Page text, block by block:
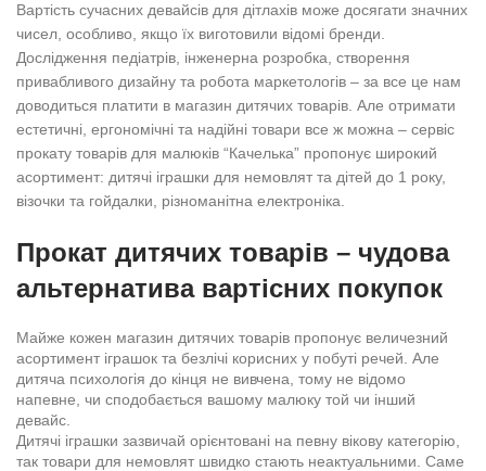
Вартість сучасних девайсів для дітлахів може досягати значних
чисел, особливо, якщо їх виготовили відомі бренди.
Дослідження педіатрів, інженерна розробка, створення
привабливого дизайну та робота маркетологів – за все це нам
доводиться платити в магазин дитячих товарів. Але отримати
естетичні, ергономічні та надійні товари все ж можна – сервіс
прокату товарів для малюків “Качелька” пропонує широкий
асортимент: дитячі іграшки для немовлят та дітей до 1 року,
візочки та гойдалки, різноманітна електроніка.
Прокат дитячих товарів – чудова
альтернатива вартісних покупок
Майже кожен магазин дитячих товарів пропонує величезний
асортимент іграшок та безлічі корисних у побуті речей. Але
дитяча психологія до кінця не вивчена, тому не відомо
напевне, чи сподобається вашому малюку той чи інший
девайс.
Дитячі іграшки зазвичай орієнтовані на певну вікову категорію,
так товари для немовлят швидко стають неактуальними. Саме